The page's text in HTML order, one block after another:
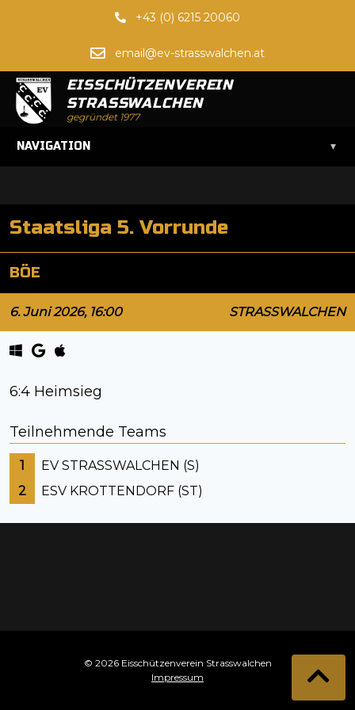
+43 (0) 6215 20060
email@ev-strasswalchen.at
EISSCHÜTZENVEREIN
STRASSWALCHEN
gegründet 1977
NAVIGATION ▾
Staatsliga 5. Vorrunde
BÖE
6. Juni 2026, 16:00 STRASSWALCHEN
6:4 Heimsieg
Teilnehmende Teams
1
EV STRASSWALCHEN (S)
2
ESV KROTTENDORF (ST)
© 2026 Eisschützenverein Strasswalchen
Impressum